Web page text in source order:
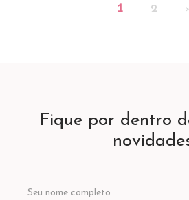
1 2
Fique por dentro